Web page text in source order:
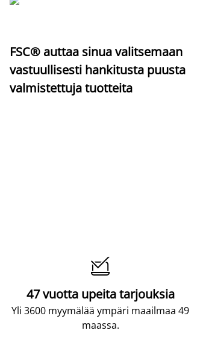
FSC® auttaa sinua valitsemaan
vastuullisesti hankitusta puusta
valmistettuja tuotteita

47 vuotta upeita tarjouksia
Yli 3600 myymälää ympäri maailmaa 49
maassa.